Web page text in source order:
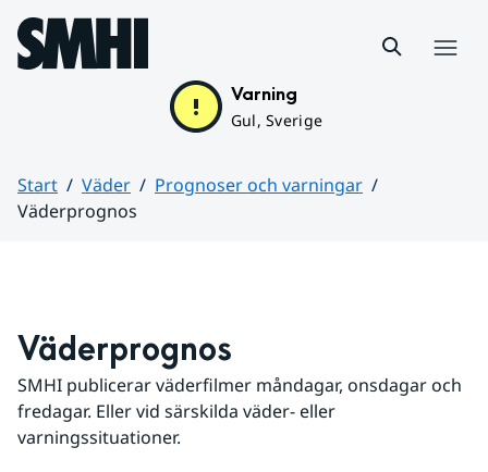
Hoppa till sidans innehåll
Varning
Gul, Sverige
Start Väder
Prognoser och varningar
Väderprognos
Väderprognos
SMHI publicerar väderfilmer måndagar, onsdagar och
fredagar. Eller vid särskilda väder- eller
varningssituationer.